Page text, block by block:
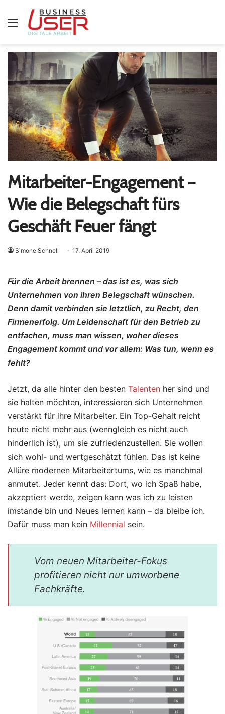
Menü
Mitarbeiter-Engagement –
Wie die Belegschaft fürs
Geschäft Feuer fängt
Simone Schnell 17. April 2019
Für die Arbeit brennen – das ist es, was sich
Unternehmen von ihren Belegschaft wünschen.
Denn damit verbinden sie letztlich, zu Recht, den
Firmenerfolg. Um Leidenschaft für den Betrieb zu
entfachen, muss man wissen, woher dieses
Engagement kommt und vor allem: Was tun, wenn es
fehlt?
Jetzt, da alle hinter den besten Talenten her sind und
sie halten möchten, interessieren sich Unternehmen
verstärkt für ihre Mitarbeiter. Ein Top-Gehalt reicht
heute nicht mehr aus (wenngleich es nicht auch
hinderlich ist), um sie zufriedenzustellen. Sie wollen
sich wohl- und wertgeschätzt fühlen. Das ist keine
Allüre modernen Mitarbeitertums, wie es manchmal
anmutet. Jeder kennt das: Dort, wo ich Spaß habe,
akzeptiert werde, zeigen kann was ich zu leisten
imstande bin und Neues lernen kann – da bleibe ich.
Dafür muss man kein Millennial sein.
Vom neuen Mitarbeiter-Fokus
profitieren nicht nur umworbene
Fachkräfte.